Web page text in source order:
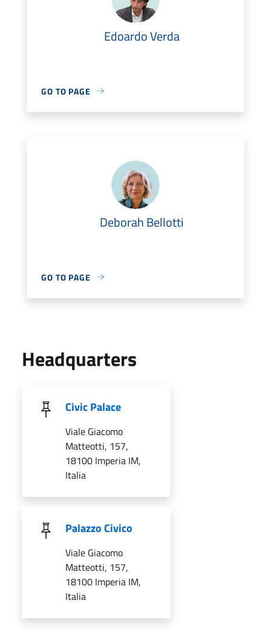
Edoardo Verda
GO TO PAGE
Deborah Bellotti
GO TO PAGE
Headquarters
Civic Palace
Viale Giacomo
Matteotti, 157,
18100 Imperia IM,
Italia
Palazzo Civico
Viale Giacomo
Matteotti, 157,
18100 Imperia IM,
Italia